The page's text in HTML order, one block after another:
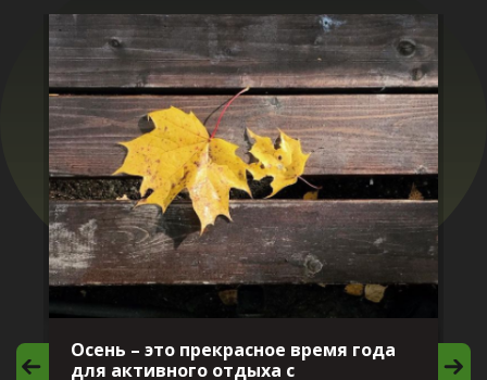
Осень – это прекрасное время года
для активного отдыха с